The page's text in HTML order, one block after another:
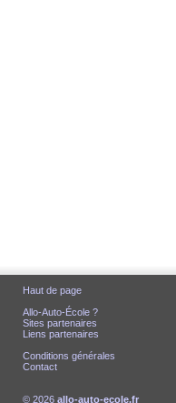
Haut de page
Allo-Auto-École ?
Sites partenaires
Liens partenaires
Conditions générales
Contact
© 2026 allo-auto-ecole.fr